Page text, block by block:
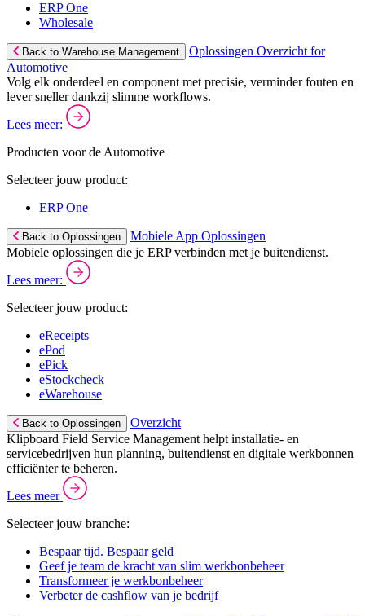
ERP One
Wholesale
Back to Warehouse Management
Oplossingen Overzicht for
Automotive
Volg elk onderdeel en component met precisie, verminder fouten en
lever sneller dankzij slimme workflows.
Lees meer:
Producten voor de Automotive
Selecteer jouw product:
ERP One
Back to Oplossingen
Mobiele App Oplossingen
Mobiele oplossingen die je ERP verbinden met je buitendienst.
Lees meer:
Selecteer jouw product:
eReceipts
ePod
ePick
eStockcheck
eWarehouse
Back to Oplossingen
Overzicht
Klipboard Field Service Management helpt installatie- en
servicebedrijven hun planning, buitendienst en digitale werkbonnen
efficiënter te beheren.
Lees meer
Selecteer jouw branche:
Bespaar tijd. Bespaar geld
Geef je team de kracht van slim werkbonbeheer
Transformeer je werkbonbeheer
Verbeter de cashflow van je bedrijf